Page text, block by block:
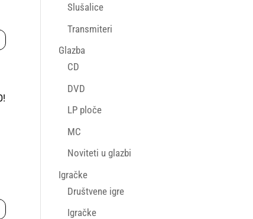
Slušalice
Transmiteri
Glazba
CD
DVD
LP ploče
MC
Noviteti u glazbi
Igračke
Društvene igre
Igračke